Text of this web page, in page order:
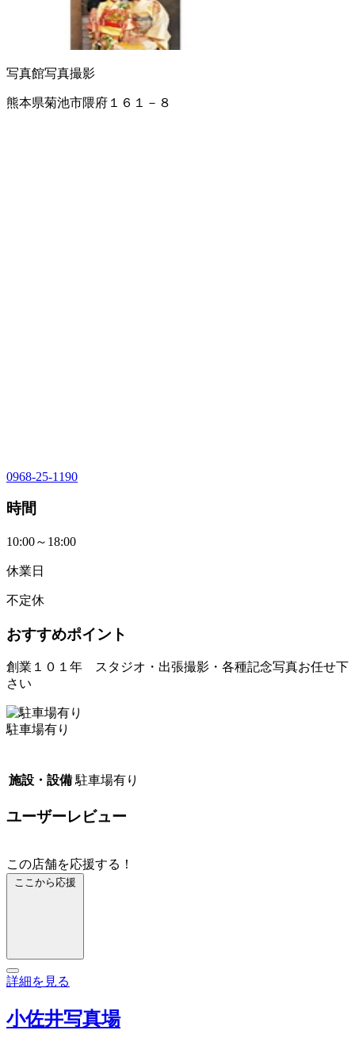
写真館写真撮影
熊本県菊池市隈府１６１－８
0968-25-1190
時間
10:00～18:00
休業日
不定休
おすすめポイント
創業１０１年 スタジオ・出張撮影・各種記念写真お任せ下
さい
駐車場有り
施設・設備 駐車場有り
ユーザーレビュー
この店舗を応援する！
ここから応援
詳細を見る
小佐井写真場